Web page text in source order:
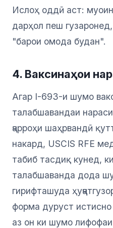
Ислоҳ оддӣ аст:
дарҳол пеш
"барои омода будан".
4. Ваксинаҳои
Агар I-693-и шумо
талабшавандаи
ҷарроҳи шаҳрвандӣ
накард, USCIS RFE
табиб тасдиқ кунед,
талабшаванда дода
гирифташуда
форма дуруст
аз он ки шумо